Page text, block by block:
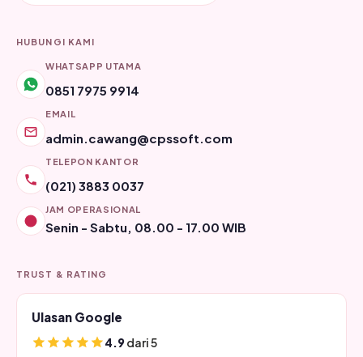
HUBUNGI KAMI
WHATSAPP UTAMA
0851 7975 9914
EMAIL
admin.cawang@cpssoft.com
TELEPON KANTOR
(021) 3883 0037
JAM OPERASIONAL
Senin - Sabtu, 08.00 - 17.00 WIB
TRUST & RATING
Ulasan Google
4.9dari 5